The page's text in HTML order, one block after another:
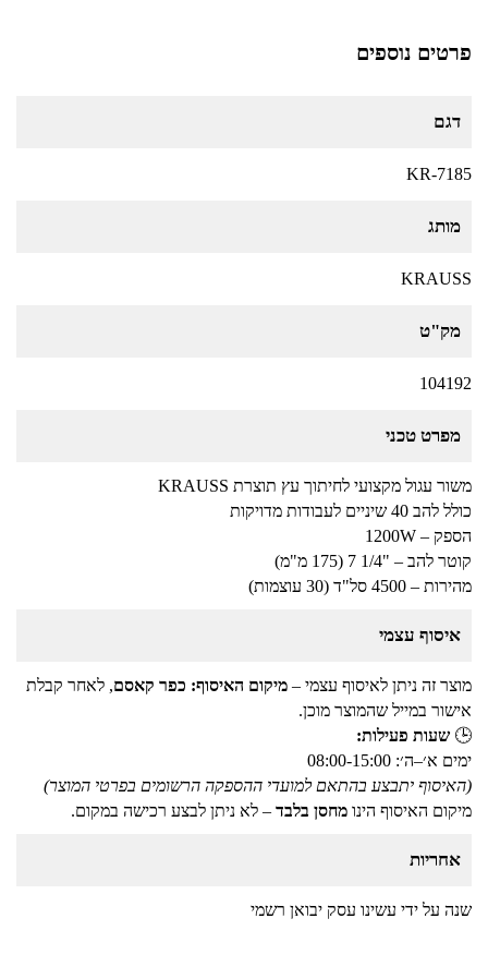
פרטים נוספים
דגם
KR-7185
מותג
KRAUSS
מק"ט
104192
מפרט טכני
משור עגול מקצועי לחיתוך עץ תוצרת KRAUSS
כולל להב 40 שיניים לעבודות מדויקות
הספק – 1200W
קוטר להב – "1/4 7 (175 מ"מ)
מהירות – 4500 סל"ד (30 עוצמות)
איסוף עצמי
מוצר זה ניתן לאיסוף עצמי – מיקום האיסוף: כפר קאסם, לאחר קבלת
אישור במייל שהמוצר מוכן.
🕒 שעות פעילות:
ימים א׳–ה׳: 08:00-15:00
(האיסוף יתבצע בהתאם למועדי ההספקה הרשומים בפרטי המוצר)
מיקום האיסוף הינו מחסן בלבד – לא ניתן לבצע רכישה במקום.
אחריות
שנה על ידי עשינו עסק יבואן רשמי